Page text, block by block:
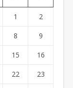
1 2
8 9
15 16
22 23